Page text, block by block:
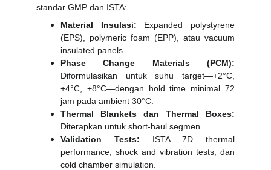
standar GMP dan ISTA:
Material Insulasi: Expanded polystyrene
(EPS), polymeric foam (EPP), atau vacuum
insulated panels.
Phase Change Materials (PCM):
Diformulasikan untuk suhu target—+2°C,
+4°C, +8°C—dengan hold time minimal 72
jam pada ambient 30°C.
Thermal Blankets dan Thermal Boxes:
Diterapkan untuk short-haul segmen.
Validation Tests: ISTA 7D thermal
performance, shock and vibration tests, dan
cold chamber simulation.